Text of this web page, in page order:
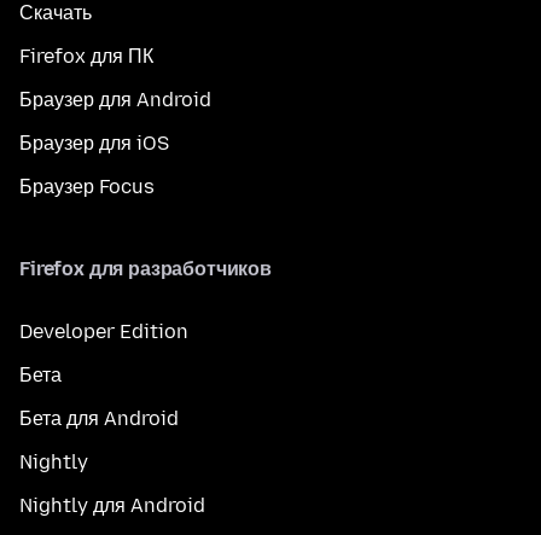
Скачать
Firefox для ПК
Браузер для Android
Браузер для iOS
Браузер Focus
Firefox для разработчиков
Developer Edition
Бета
Бета для Android
Nightly
Nightly для Android